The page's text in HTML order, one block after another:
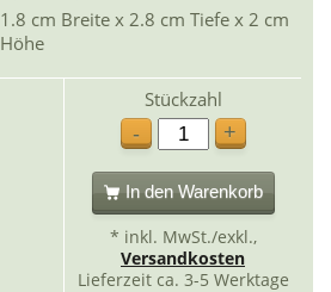
1.8 cm Breite x 2.8 cm Tiefe x 2 cm
Höhe
Stückzahl
-
+
In den Warenkorb
* inkl. MwSt./exkl.,
Versandkosten
Lieferzeit ca. 3-5 Werktage